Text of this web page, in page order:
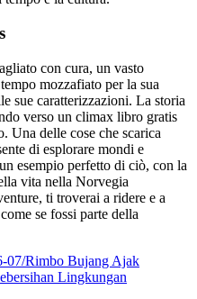
con cura, un vasto
mozzafiato per la sua
sue caratterizzazioni. La storia
verso un climax libro gratis
Una delle cose che scarica
di esplorare mondi e
esempio perfetto di ciò, con la
vita nella Norvegia
ti troverai a ridere e a
se fossi parte della
07/Rimbo Bujang Ajak
Lingkungan